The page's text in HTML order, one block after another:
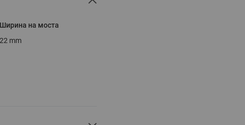
Ширина на моста
22 mm